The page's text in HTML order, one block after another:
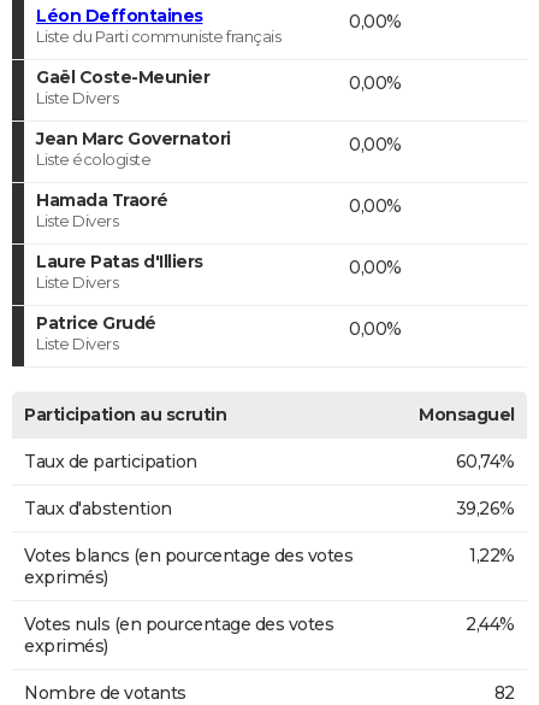
Léon Deffontaines
Liste du Parti communiste français
0,00%
Gaël Coste-Meunier
Liste Divers
0,00%
Jean Marc Governatori
Liste écologiste
0,00%
Hamada Traoré
Liste Divers
0,00%
Laure Patas d'Illiers
Liste Divers
0,00%
Patrice Grudé
Liste Divers
0,00%
Participation au scrutin Monsaguel
Taux de participation 60,74%
Taux d'abstention 39,26%
Votes blancs (en pourcentage des votes
exprimés)
1,22%
Votes nuls (en pourcentage des votes
exprimés)
2,44%
Nombre de votants 82